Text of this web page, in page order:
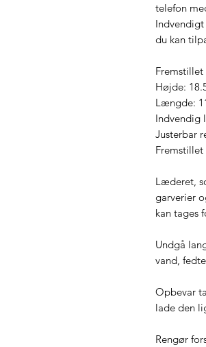
telefon
Indvendigt
du kan
Højde:
Længde:
Indvendig
Justerbar
Læderet,
garverier
kan tages
Undgå
vand,
Opbevar
lade den
Rengør